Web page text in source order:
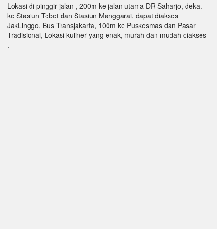
Lokasi di pinggir jalan , 200m ke jalan utama DR Saharjo, dekat
ke Stasiun Tebet dan Stasiun Manggarai, dapat diakses
JakLinggo, Bus Transjakarta, 100m ke Puskesmas dan Pasar
Tradisional, Lokasi kuliner yang enak, murah dan mudah diakses
.